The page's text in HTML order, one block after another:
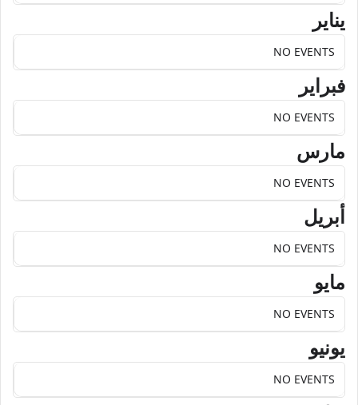
يناير
NO EVENTS
فبراير
NO EVENTS
مارس
NO EVENTS
أبريل
NO EVENTS
مايو
NO EVENTS
يونيو
NO EVENTS